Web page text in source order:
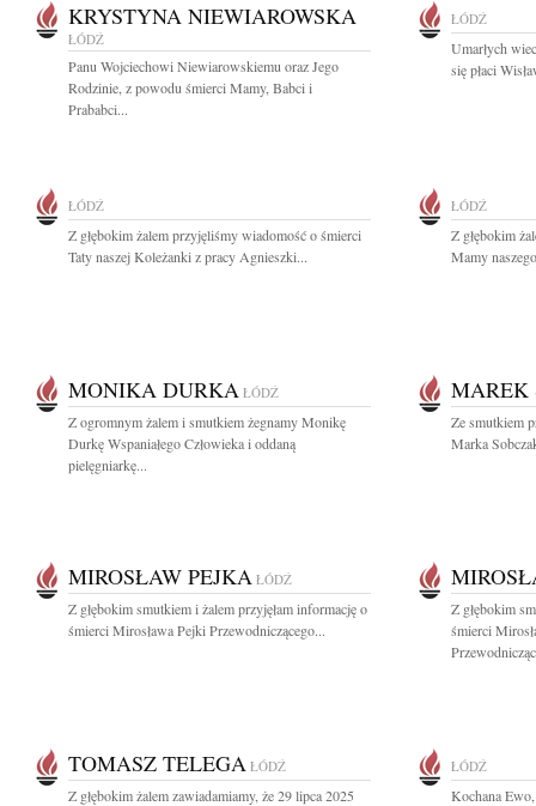
KRYSTYNA NIEWIAROWSKA
ŁÓDŹ
Panu Wojciechowi Niewiarowskiemu oraz Jego
Rodzinie, z powodu śmierci Mamy, Babci i
Prababci...
ŁÓDŹ
Umarłych
się płaci
ŁÓDŹ
Z głębokim żalem przyjęliśmy wiadomość o śmierci
Taty naszej Koleżanki z pracy Agnieszki...
ŁÓDŹ
Z głębokim
Mamy
MONIKA DURKA ŁÓDŹ
Z ogromnym żalem i smutkiem żegnamy Monikę
Durkę Wspaniałego Człowieka i oddaną
pielęgniarkę...
MAREK
Ze smutkiem
Marka
MIROSŁAW PEJKA ŁÓDŹ
Z głębokim smutkiem i żalem przyjęłam informację o
śmierci Mirosława Pejki Przewodniczącego...
Z głębokim
śmierci
TOMASZ TELEGA ŁÓDŹ
Z głębokim żalem zawiadamiamy, że 29 lipca 2025
ŁÓDŹ
Kochana